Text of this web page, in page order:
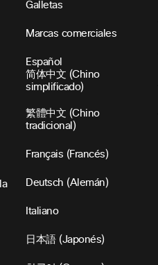
Galletas
Marcas comerciales
Español
简体中文 (Chino
simplificado)
繁體中文 (Chino
tradicional)
Français (Francés)
Deutsch (Alemán)
Italiano
日本語 (Japonés)